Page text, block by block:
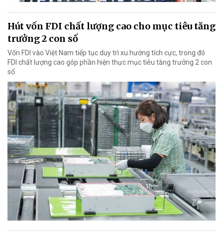
Hút vốn FDI chất lượng cao cho mục tiêu tăng
trưởng 2 con số
Vốn FDI vào Việt Nam tiếp tục duy trì xu hướng tích cực, trong đó
FDI chất lượng cao góp phần hiện thực mục tiêu tăng trưởng 2 con
số.